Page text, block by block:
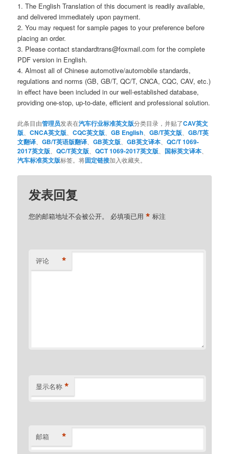
1. The English Translation of this document is readily available,
and delivered immediately upon payment.
2. You may request for sample pages to your preference before
placing an order.
3. Please contact standardtrans@foxmail.com for the complete
PDF version in English.
4. Almost all of Chinese automotive/automobile standards,
regulations and norms (GB, GB/T, QC/T, CNCA, CQC, CAV, etc.)
in effect have been included in our well-established database,
providing one-stop, up-to-date, efficient and professional solution.
此条目由管理员发表在汽车行业标准英文版分类目录，并贴了CAV英文
版 、CNCA英文版 、CQC英文版 、GB English 、GB/T英文版 、GB/T英
文翻译 、GB/T英语版翻译 、GB英文版 、GB英文译本 、QC/T 1069-
2017英文版 、QC/T英文版 、QCT 1069-2017英文版 国标英文译本
汽车标准英文版标签。将固定链接加入收藏夹。
发表回复
您的邮箱地址不会被公开。 必填项已用* 标注
评论 *
显示名称 *
邮箱 *